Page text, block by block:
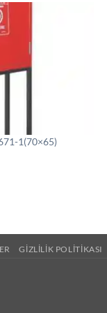
1(70×65)
GIZLILIK POLITIKASI